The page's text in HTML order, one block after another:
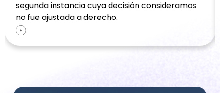
segunda instancia cuya decisión consideramos
no fue ajustada a derecho.